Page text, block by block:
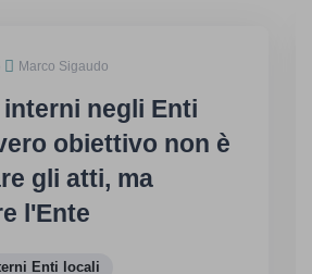
Marco Sigaudo
negli Enti
obiettivo non è
gli atti, ma
l'Ente
Enti locali